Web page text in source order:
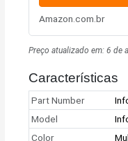
Amazon.com.br
Preço atualizado em:6 de
Características
Part Number
Model
Color